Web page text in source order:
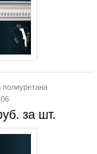
полиуретана
за шт.